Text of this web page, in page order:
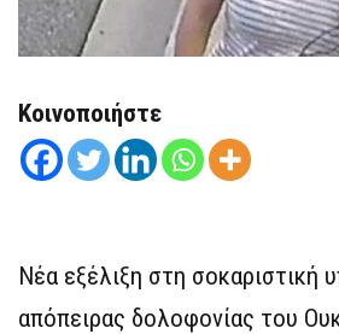
Κοινοποιήστε
Νέα εξέλιξη στη σοκαριστική
απόπειρας δολοφονίας του